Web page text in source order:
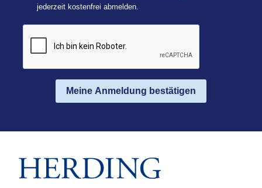
jederzeit kostenfrei abmelden.
Meine Anmeldung bestätigen